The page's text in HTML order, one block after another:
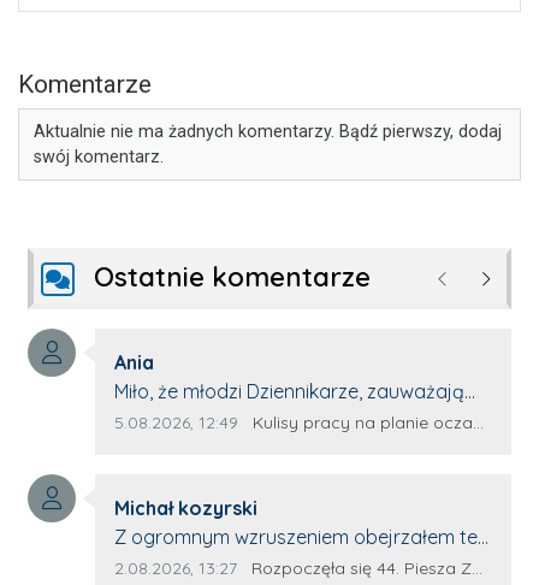
Komentarze
Aktualnie nie ma żadnych komentarzy. Bądź pierwszy, dodaj
swój komentarz.
Ostatnie komentarze Poprzednie
Autor komentarza:
Ania
Treść komentarza:
Miło, że młodzi Dziennikarze, zauważają
młode talenty, które dopiero wkraczają
z nim wywiad, który przeprowadzi Pan
Artur.
Data dodania komentarza:
5.08.2026, 12:49 Źródło komentarza:
Kulisy pracy na planie oczami młodego filmowca
Autor komentarza:
Michał kozyrski
Treść komentarza:
Z ogromnym wzruszeniem obejrzałem ten
materiał. ❤️ Jestem naprawdę dumny z
Data dodania komentarza:
2.08.2026, 13:27 Źródło komentarza:
Rozpoczęła się 44. Piesza Zamojsko-Lubaczowska Pielgrzymka na Jasną Górę!